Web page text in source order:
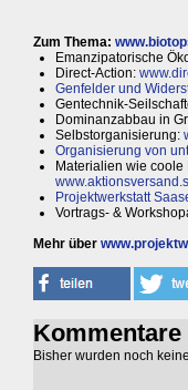
Zum Thema:
Emanzipatorische
Direct-Action:
Genfelder und
Gentechnik-
Dominanzabbau in
Selbstorganisierung:
Organisierung von
Materialien wie coole
Projektwerkstatt
Vortrags- &
Mehr über
Kommentare
Bisher wurden noch